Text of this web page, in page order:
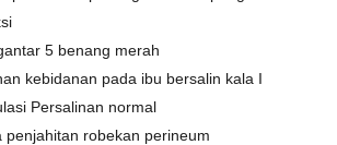
5 benang merah
kebidanan pada ibu bersalin kala I
Persalinan normal
penjahitan robekan perineum